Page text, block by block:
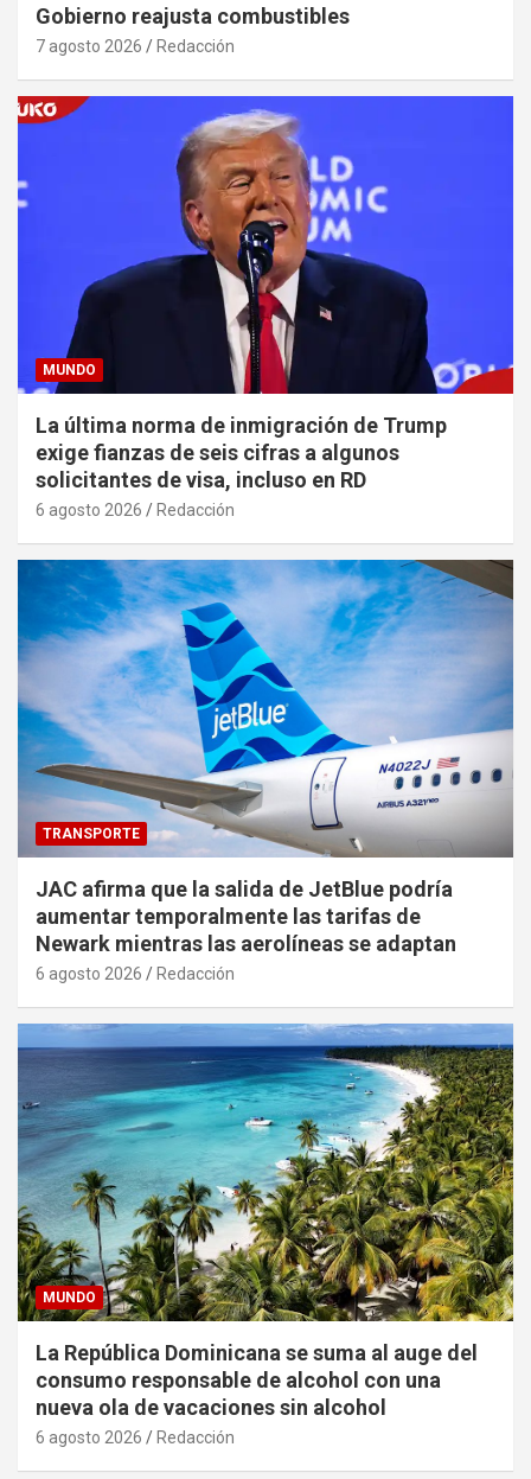
Gobierno reajusta combustibles
7 agosto 2026 Redacción
MUNDO
La última norma de inmigración de Trump
exige fianzas de seis cifras a algunos
solicitantes de visa, incluso en RD
6 agosto 2026 Redacción
TRANSPORTE
JAC afirma que la salida de JetBlue podría
aumentar temporalmente las tarifas de
Newark mientras las aerolíneas se adaptan
6 agosto 2026 Redacción
MUNDO
La República Dominicana se suma al auge del
consumo responsable de alcohol con una
nueva ola de vacaciones sin alcohol
6 agosto 2026 Redacción